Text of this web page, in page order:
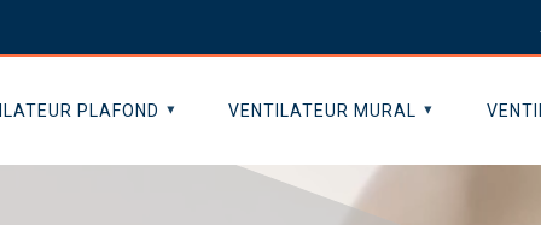
PLAFOND VENTILATEUR MURAL